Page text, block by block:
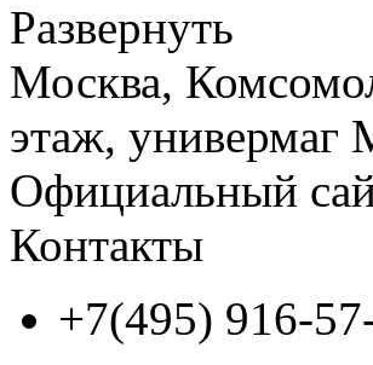
Развернуть
Москва,
этаж, универмаг
Официальный
Контакты
+7(495) 916-